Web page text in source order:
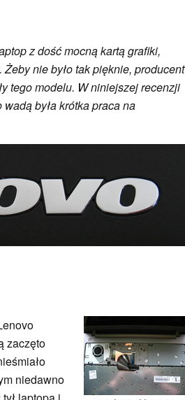
z dość mocną kartą grafiki,
nie było tak pięknie, producent
tego modelu. W niniejszej recenzji
była krótka praca na
zaczęto
niedawno